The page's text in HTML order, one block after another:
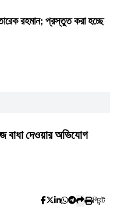
রহমান; প্রস্তুত করা হচ্ছে
বাধা দেওয়ার অভিযোগ
প্রিন্ট